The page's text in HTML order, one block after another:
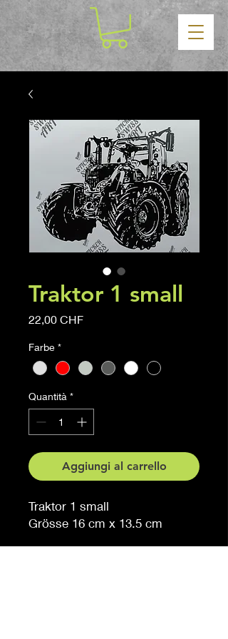
Traktor 1 small
22,00 CHFPrezzo
Farbe *
Quantità *
Aggiungi al carrello
Traktor 1 small
Grösse 16 cm x 13.5 cm